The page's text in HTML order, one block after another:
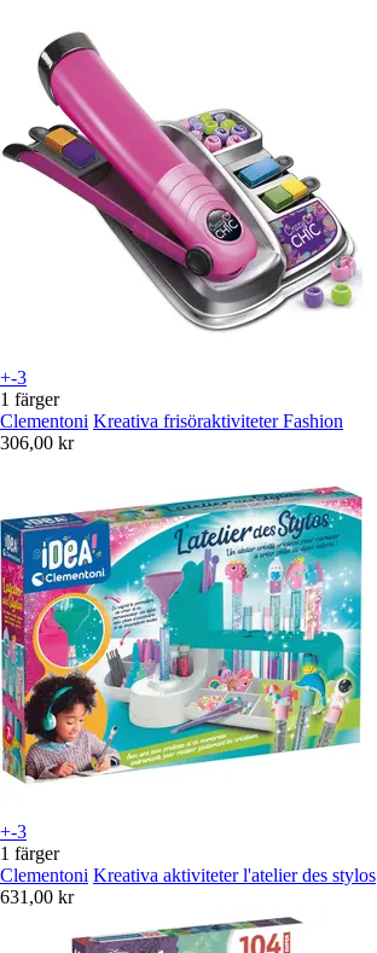
+-3
1 färger
Clementoni Kreativa frisöraktiviteter Fashion
306,00 kr
+-3
1 färger
Clementoni Kreativa aktiviteter l'atelier des stylos
631,00 kr